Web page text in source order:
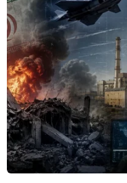
7 học sinh đội tuyển
huy chương tại
07/08/2026 15:27
Áp thấp nhiệt đới
gây ảnh hưởng thế
07/08/2026 14:38